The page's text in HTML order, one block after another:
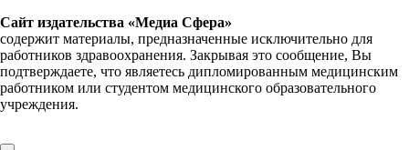
Сайт издательства «Медиа Сфера»
содержит материалы, предназначенные исключительно для
работников здравоохранения. Закрывая это сообщение, Вы
подтверждаете, что являетесь дипломированным медицинским
работником или студентом медицинского образовательного
учреждения.